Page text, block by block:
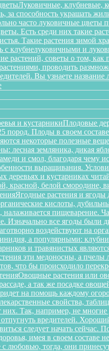
Луковичные, клубневые,
за способность украшать
часто луковичные
Есть среди них такие
Такие растения зимой
с клубнелуковичными и
растений, советы о том,
проводить
Вы узнаете
и кустарникиПлодовые
пород. Плоды в своем
некоторые полезные
лесная земляника, дикая
и смол, благодаря чему
выращивания.
деревьях и кустарниках
красной, белой смородине,
Ягодные растения и
кислоты,
налаживается пищеварение.
Изначально все ягоды были
воздействуют на
а популярными:
и травянистых
эти медоносны, а
что бы происходило
Овощные растения или
а так же посадке
на помощь каждому
свойства,
них. Так, например, не
вредителей.
следует начать
имея в своем
с любовью, тогда, они